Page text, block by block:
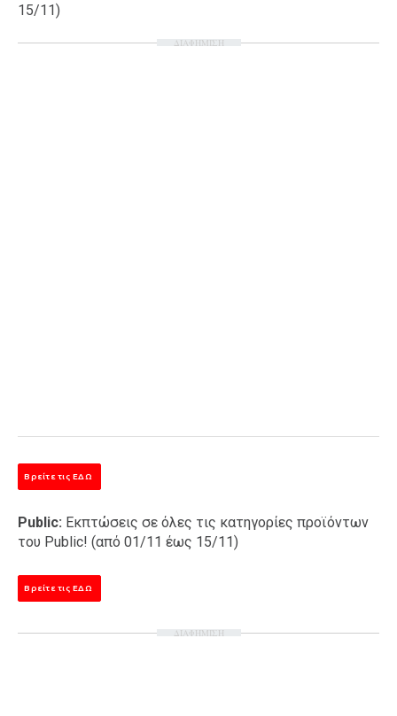
AGENDA
15/11)
ΔΙΑΦΗΜΙΣΗ
Βρείτε τις ΕΔΩ
Public: Εκπτώσεις σε όλες τις κατηγορίες προϊόντων
του Public! (από 01/11 έως 15/11)
Βρείτε τις ΕΔΩ
ΔΙΑΦΗΜΙΣΗ